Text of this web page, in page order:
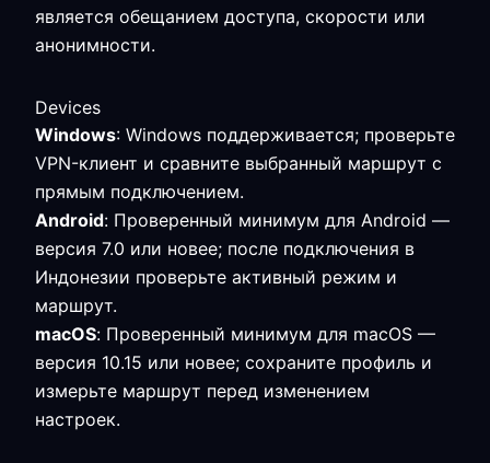
является обещанием доступа, скорости или
анонимности.
Devices
Windows: Windows поддерживается; проверьте
VPN-клиент и сравните выбранный маршрут с
прямым подключением.
Android: Проверенный минимум для Android —
версия 7.0 или новее; после подключения в
Индонезии проверьте активный режим и
маршрут.
macOS: Проверенный минимум для macOS —
версия 10.15 или новее; сохраните профиль и
измерьте маршрут перед изменением
настроек.